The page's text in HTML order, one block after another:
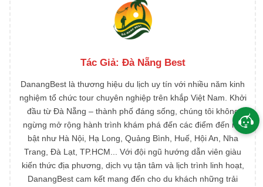
Tác Giả: Đà Nẵng Best
DanangBest là thương hiệu du lịch uy tín với nhiều năm kinh
nghiệm tổ chức tour chuyên nghiệp trên khắp Việt Nam. Khởi
đầu từ Đà Nẵng – thành phố đáng sống, chúng tôi không
ngừng mở rộng hành trình khám phá đến các điểm đến nổi
bật như Hà Nội, Hạ Long, Quảng Bình, Huế, Hội An, Nha
Trang, Đà Lạt, TP.HCM... Với đội ngũ hướng dẫn viên giàu
kiến thức địa phương, dịch vụ tận tâm và lịch trình linh hoạt,
DanangBest cam kết mang đến cho du khách những trải